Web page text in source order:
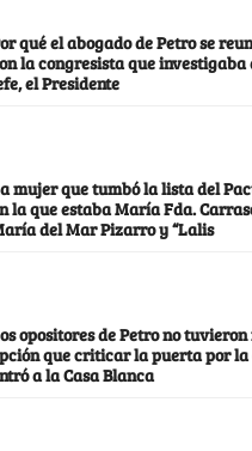
qué el abogado de Petro se
la congresista que investigaba
el Presidente
mujer que tumbó la lista del
la que estaba María Fda.
del Mar Pizarro y “Lalis
opositores de Petro no tuvieron
que criticar la puerta por la
a la Casa Blanca